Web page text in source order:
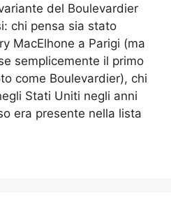
del Boulevardier
chi pensa sia stato
MacElhone a Parigi (ma
semplicemente il primo
come Boulevardier), chi
Stati Uniti negli anni
era presente nella lista